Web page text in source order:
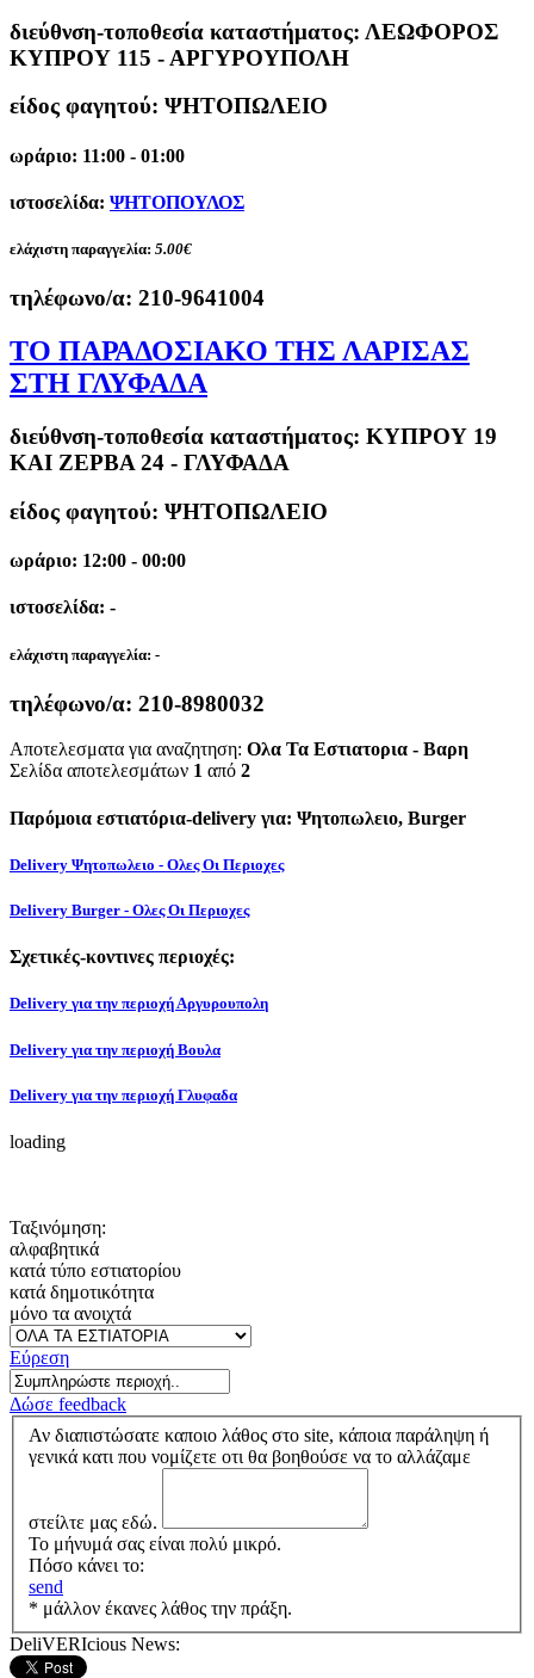
διεύθνση-τοποθεσία καταστήματος: ΛΕΩΦΟΡΟΣ
ΚΥΠΡΟΥ 115 - ΑΡΓΥΡΟΥΠΟΛΗ
είδος φαγητού: ΨΗΤΟΠΩΛΕΙΟ
ωράριο: 11:00 - 01:00
ιστοσελίδα: ΨΗΤΟΠΟΥΛΟΣ
ελάχιστη παραγγελία: 5.00€
τηλέφωνο/α: 210-9641004
ΤΟ ΠΑΡΑΔΟΣΙΑΚΟ ΤΗΣ ΛΑΡΙΣΑΣ
ΣΤΗ ΓΛΥΦΑΔΑ
διεύθνση-τοποθεσία καταστήματος: ΚΥΠΡΟΥ 19
ΚΑΙ ΖΕΡΒΑ 24 - ΓΛΥΦΑΔΑ
είδος φαγητού: ΨΗΤΟΠΩΛΕΙΟ
ωράριο: 12:00 - 00:00
ιστοσελίδα: -
ελάχιστη παραγγελία: -
τηλέφωνο/α: 210-8980032
Αποτελεσματα για αναζητηση: Ολα Τα Εστιατορια - Βαρη
Σελίδα αποτελεσμάτων 1 από 2
Παρόμοια εστιατόρια-delivery για: Ψητοπωλειο, Burger
Delivery Ψητοπωλειο - Ολες Οι Περιοχες
Delivery Burger - Ολες Οι Περιοχες
Σχετικές-κοντινες περιοχές:
Delivery για την περιοχή Αργυρουπολη
Delivery για την περιοχή Βουλα
Delivery για την περιοχή Γλυφαδα
loading
Ταξινόμηση:
αλφαβητικά
κατά τύπο εστιατορίου
κατά δημοτικότητα
μόνο τα ανοιχτά
Εύρεση
Δώσε feedback
Αν διαπιστώσατε καποιο λάθος στο site, κάποια παράληψη ή
γενικά κατι που νομίζετε οτι θα βοηθούσε να το αλλάζαμε
στείλτε μας εδώ.
Το μήνυμά σας είναι πολύ μικρό.
Πόσο κάνει το:
send
* μάλλον έκανες λάθος την πράξη.
DeliVERIcious News: